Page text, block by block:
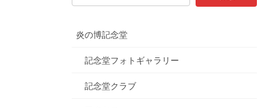
炎の博記念堂
記念堂フォトギャラリー
記念堂クラブ